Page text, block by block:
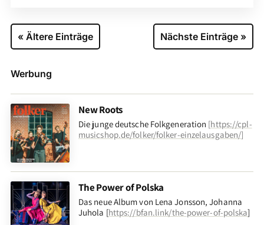
« Ältere Einträge Nächste Einträge »
Werbung
New Roots
Die junge deutsche Folkgeneration [https://cpl-
musicshop.de/folker/folker-einzelausgaben/]
The Power of Polska
Das neue Album von Lena Jonsson, Johanna
Juhola [https://bfan.link/the-power-of-polska]